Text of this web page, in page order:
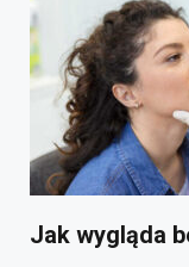
Jak wygląda